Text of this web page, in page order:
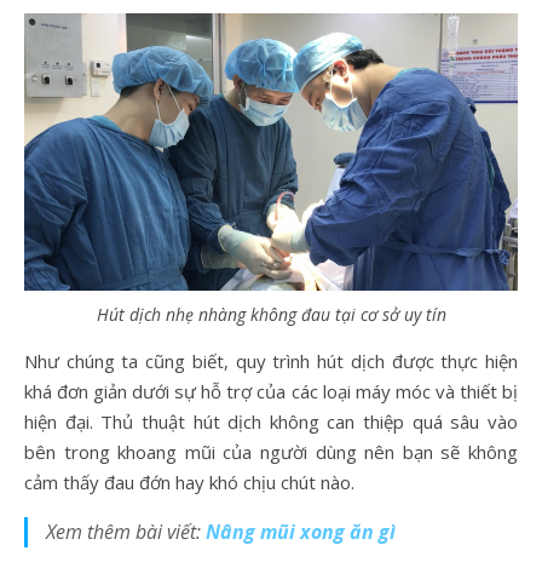
Hút dịch nhẹ nhàng không đau tại cơ sở uy tín
Như chúng ta cũng biết, quy trình hút dịch được thực hiện
khá đơn giản dưới sự hỗ trợ của các loại máy móc và thiết bị
hiện đại. Thủ thuật hút dịch không can thiệp quá sâu vào
bên trong khoang mũi của người dùng nên bạn sẽ không
cảm thấy đau đớn hay khó chịu chút nào.
Xem thêm bài viết:Nâng mũi xong ăn gì